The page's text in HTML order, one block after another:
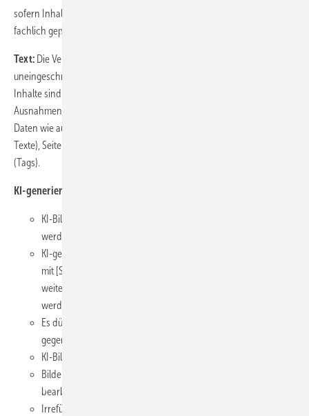
sofern Inhalte nicht vollständig durch die Autorinnen oder Autoren
fachlich geprüft und verantwortet werden.
Text: Die Verantwortung für sämtliche Inhalte verbleibt
uneingeschränkt bei den Autorinnen und Autoren. KI-generierte
Inhalte sind vor Einreichung sorgfältig fachlich zu prüfen.
Ausnahmen von der Kennzeichnungspflicht sind KI generierte Meta-
Daten wie automatisch erstellte Bildbeschreibungen (Alt-
Texte), Seitenbeschreibungen (Meta-Descriptions) oder Schlagworte
(Tags).
KI-generierte Bilder:
KI-Bildgeneratoren dürfen für Illustrationen verwendet
werden
KI-generierte Bilder müssen gekennzeichnet werden: „Erzeugt
mit [Software] durch [Name].“ Bei Stockfotos muss auch
weiterhin der Anbieter (bspw. Adobe Stock) mitgenannt
werden.
Es dürfen keine Bilder eingereicht und publiziert werden, die
gegen die obige Regel verstoßen.
KI-Bilder dürfen nicht der VG Bild/Kunst gemeldet werden.
Bilder, bei denen nur ein geringer Anteil durch KI erstellt oder
bearbeitet wurden, zählen nicht als KI-Bilder (z. B. Retouchen).
Irreführende oder wissenschaftlich unzutreffende